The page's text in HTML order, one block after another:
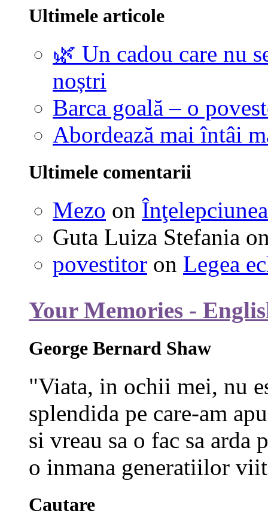
Ultimele articole
🌿 Un cadou care nu
noștri
Barca goală – o
Abordează mai întâi
Ultimele comentarii
Mezo on Înţelepciunea
Guta Luiza Stefania
povestitor on Legea
Your Memories -
George Bernard Shaw
"Viata, in ochii mei, nu
splendida pe care-am
si vreau sa o fac sa
o inmana generatiilor
Cautare